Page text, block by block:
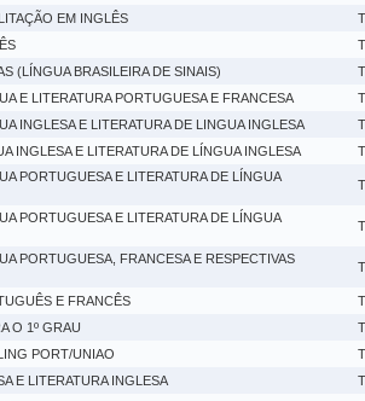
EM INGLÊS
(LÍNGUA BRASILEIRA DE SINAIS)
E LITERATURA PORTUGUESA E FRANCESA
INGLESA E LITERATURA DE LINGUA INGLESA
INGLESA E LITERATURA DE LÍNGUA INGLESA
PORTUGUESA E LITERATURA DE LÍNGUA
PORTUGUESA E LITERATURA DE LÍNGUA
PORTUGUESA, FRANCESA E RESPECTIVAS
E FRANCÊS
O 1º GRAU
PORT/UNIAO
E LITERATURA INGLESA